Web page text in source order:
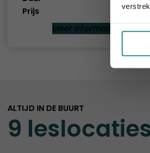
Prijs
€ 319
Meer informatie
ALTIJD IN DE BUURT
9